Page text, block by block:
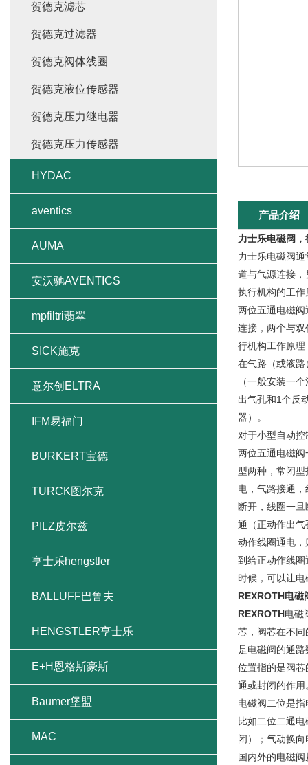
产品介绍
力士乐电磁阀
力士乐电磁阀
道与气源连接
执行机构的工作
两位五通电磁
连接，两个与
行机构工作原理
在气路（或液
（一般安装一
出气孔和1个反
器）。
对于小型自动
两位五通电磁
型两种，常闭
电，气路接通
断开，线圈一
通（正动作出
动作线圈通电
到给正动作线圈
时候，可以让
REXROTH电
REXROTH电磁
芯，阀芯在不
是电磁阀的通
位置指的是阀
通或封闭的作用
电磁阀二位是
比如二位二通
闭）；气动换
国内外的电磁
贺德克滤芯
贺德克过滤器
贺德克阀体线圈
贺德克液位传感器
贺德克压力继电器
贺德克压力传感器
HYDAC
aventics
AUMA
安沃驰AVENTICS
mpfiltri翡翠
SICK施克
意尔创ELTRA
IFM易福门
BURKERT宝德
TURCK图尔克
PILZ皮尔兹
亨士乐hengstler
BALLUFF巴鲁夫
HENGSTLER亨士乐
E+H恩格斯豪斯
Baumer堡盟
MAC